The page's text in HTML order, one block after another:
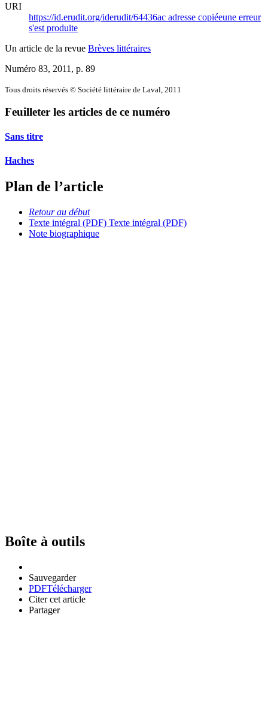
URI
https://id.erudit.org/iderudit/64436ac adresse copiéeune erreur
s'est produite
Un article de la revue Brèves littéraires
Numéro 83, 2011 , p. 89
Tous droits réservés © Société littéraire de Laval, 2011
Feuilleter les articles de ce numéro
Sans titre
Haches
Plan de l’article
Retour au début
Texte intégral (PDF) Texte intégral (PDF)
Note biographique
Boîte à outils
Sauvegarder
PDFTélécharger
Citer cet article
Partager